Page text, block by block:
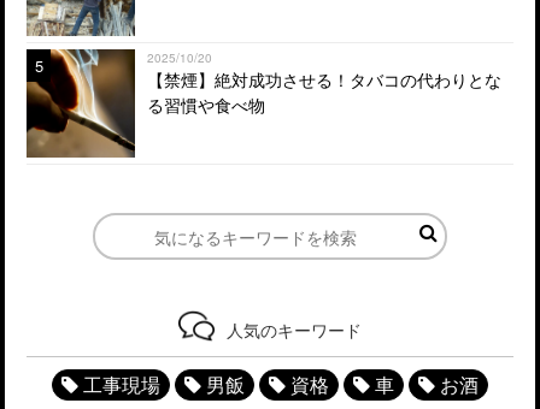
5 2025/10/20
【禁煙】絶対成功させる！タバコの代わりとな
る習慣や食べ物
人気のキーワード
工事現場 男飯 資格 車
お酒